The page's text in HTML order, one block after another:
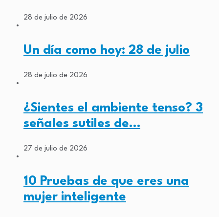
28 de julio de 2026
Un día como hoy: 28 de julio
28 de julio de 2026
¿Sientes el ambiente tenso? 3
señales sutiles de…
27 de julio de 2026
10 Pruebas de que eres una
mujer inteligente